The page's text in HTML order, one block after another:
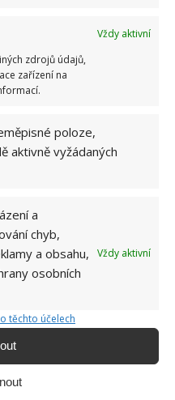
Vždy aktivní
zdrojů údajů,
zařízení na
poloze,
aktivně vyžádaných
a
chyb,
a obsahu,
osobních
Vždy aktivní
těchto účelech
svých studií a práce
ji tak nadchla, že se
zůstat. Její v...